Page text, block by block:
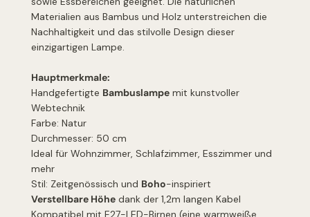
Materialien aus Bambus und Holz unterstreichen die
Nachhaltigkeit und das stilvolle Design dieser
einzigartigen Lampe.
Hauptmerkmale:
Handgefertigte Bambuslampemit kunstvoller
Webtechnik
Farbe: Natur
Durchmesser: 50 cm
Ideal für Wohnzimmer, Schlafzimmer, Esszimmer und
mehr
Stil: Zeitgenössisch und Boho-inspiriert
Verstellbare Höhedank der 1,2m langen Kabel
Kompatibel mit E27-LED-Birnen (eine warmweiße